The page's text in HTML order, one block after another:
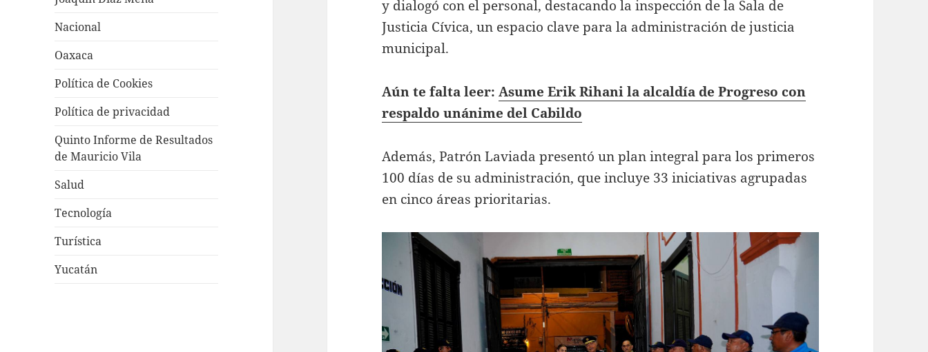
Nacional
Oaxaca
Política de Cookies
Política de privacidad
Quinto Informe de Resultados
de Mauricio Vila
Salud
Tecnología
Turística
Yucatán
y dialogó con el personal, destacando la inspección de la Sala de
Justicia Cívica, un espacio clave para la administración de justicia
municipal.
Aún te falta leer:Asume Erik Rihani la alcaldía de Progreso con
respaldo unánime del Cabildo
Además, Patrón Laviada presentó un plan integral para los primeros
100 días de su administración, que incluye 33 iniciativas agrupadas
en cinco áreas prioritarias.